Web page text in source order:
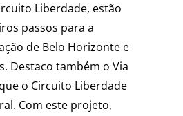
Liberdade, estão
passos para a
de Belo Horizonte e
Destaco também o Via
o Circuito Liberdade
Com este projeto,